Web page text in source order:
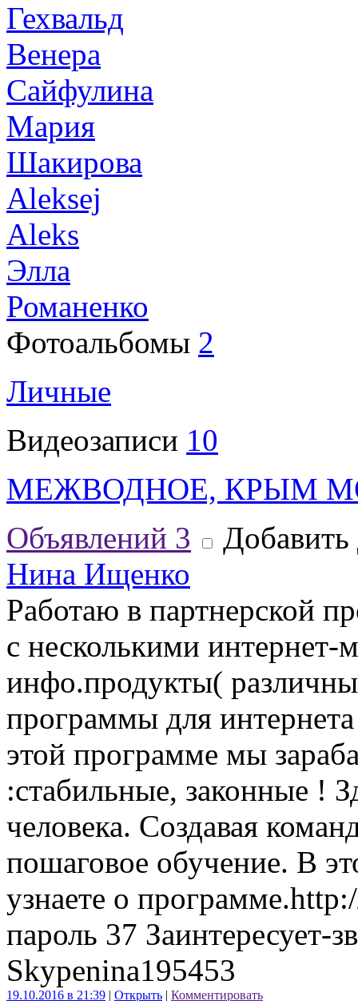
Гехвальд
Венера
Сайфулина
Мария
Шакирова
Aleksej
Aleks
Элла
Романенко
Фотоальбомы 2
Личные
Видеозаписи 10
МЕЖВОДНОЕ, КРЫМ
Объявлений 3
Добавить
Нина Ищенко
Работаю в партнерской
с несколькими
инфо.продукты(
программы для
этой программе мы
:стабильные, законные !
человека. Создавая
пошаговое обучение. В
узнаете о
пароль 37 Заинтересует-
Skypenina195453
19.10.2016 в 21:39 | Открыть | Комментировать